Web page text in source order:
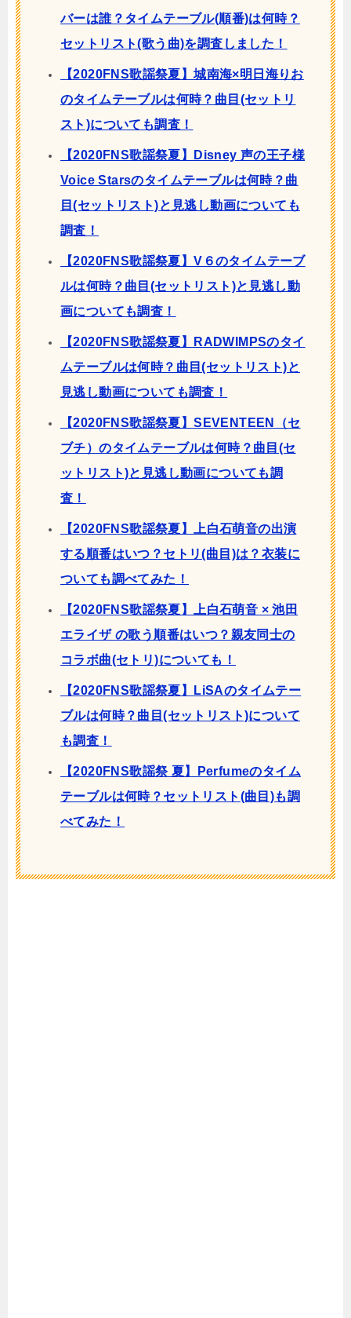
バーは誰？タイムテーブル(順番)は何時？
セットリスト(歌う曲)を調査しました！
【2020FNS歌謡祭夏】城南海×明日海りお
のタイムテーブルは何時？曲目(セットリ
スト)についても調査！
【2020FNS歌謡祭夏】Disney 声の王子様
Voice Starsのタイムテーブルは何時？曲
目(セットリスト)と見逃し動画についても
調査！
【2020FNS歌謡祭夏】V６のタイムテーブ
ルは何時？曲目(セットリスト)と見逃し動
画についても調査！
【2020FNS歌謡祭夏】RADWIMPSのタイ
ムテーブルは何時？曲目(セットリスト)と
見逃し動画についても調査！
【2020FNS歌謡祭夏】SEVENTEEN（セ
ブチ）のタイムテーブルは何時？曲目(セ
ットリスト)と見逃し動画についても調
査！
【2020FNS歌謡祭夏】上白石萌音の出演
する順番はいつ？セトリ(曲目)は？衣装に
ついても調べてみた！
【2020FNS歌謡祭夏】上白石萌音 × 池田
エライザ の歌う順番はいつ？親友同士の
コラボ曲(セトリ)についても！
【2020FNS歌謡祭夏】LiSAのタイムテー
ブルは何時？曲目(セットリスト)について
も調査！
【2020FNS歌謡祭 夏】Perfumeのタイム
テーブルは何時？セットリスト(曲目)も調
べてみた！